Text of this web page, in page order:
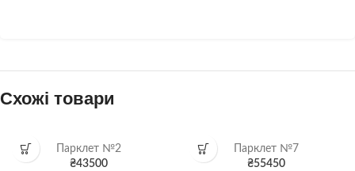
Схожі товари
Парклет №2
₴43500
Парклет №7
₴55450